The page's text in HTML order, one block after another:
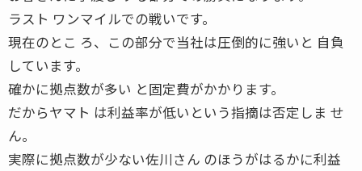
ラスト ワンマイルでの戦いです。
現在のとこ ろ、この部分で当社は圧倒的に強いと 自負
しています。
確かに拠点数が多い と固定費がかかります。
だからヤマト は利益率が低いという指摘は否定しま せ
ん。
実際に拠点数が少ない佐川さん のほうがはるかに利益